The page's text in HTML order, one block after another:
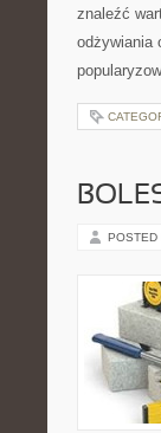
znaleźć
odżywiania
POSTED